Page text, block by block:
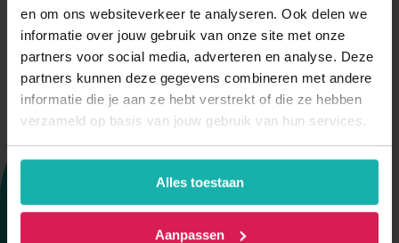
en om ons websiteverkeer te analyseren. Ook delen we
informatie over jouw gebruik van onze site met onze
partners voor social media, adverteren en analyse. Deze
partners kunnen deze gegevens combineren met andere
informatie die je aan ze hebt verstrekt of die ze hebben
verzameld op basis van jouw gebruik van hun services.
Alles toestaan
Aanpassen